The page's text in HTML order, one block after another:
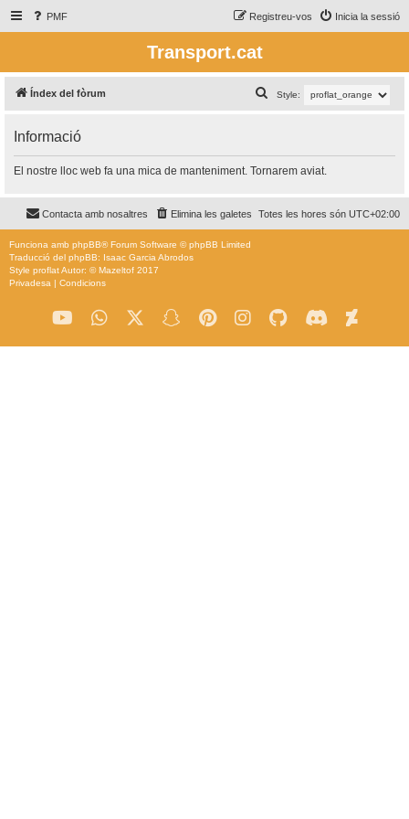
PMF Inicia la sessió
Registreu-vos
Transport.cat
Índex del fòrum Style:
e
c
Informació
El nostre lloc web fa una mica de manteniment. Tornarem aviat.
Totes les hores són UTC+02:00
Elimina les galetes
Contacta amb nosaltres
Funciona amb phpBB® Forum Software © phpBB Limited
Traducció del phpBB: Isaac Garcia Abrodos
Style proflatAutor: ©Mazeltof 2017
Privadesa | Condicions